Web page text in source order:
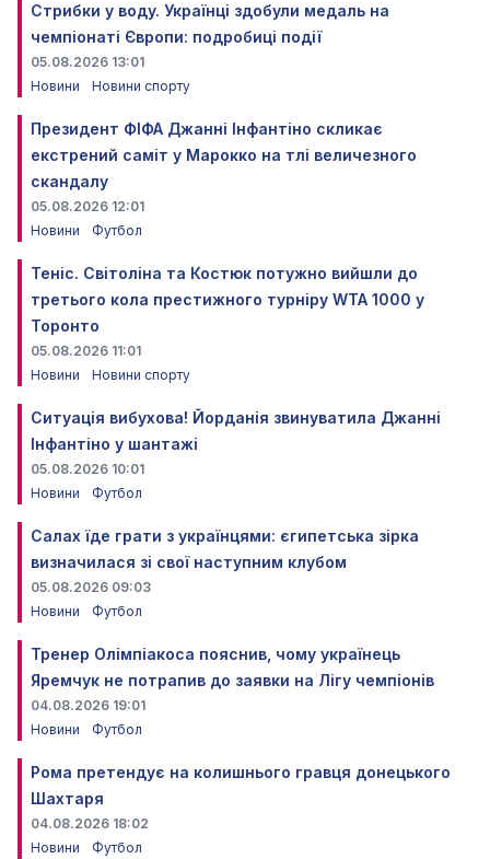
Стрибки у воду. Українці здобули медаль на
чемпіонаті Європи: подробиці події
05.08.2026 13:01
Новини
Новини спорту
Президент ФІФА Джанні Інфантіно скликає
екстрений саміт у Марокко на тлі величезного
скандалу
05.08.2026 12:01
Новини
Футбол
Теніс. Світоліна та Костюк потужно вийшли до
третього кола престижного турніру WTA 1000 у
Торонто
05.08.2026 11:01
Новини
Новини спорту
Ситуація вибухова! Йорданія звинуватила Джанні
Інфантіно у шантажі
05.08.2026 10:01
Новини
Футбол
Салах їде грати з українцями: єгипетська зірка
визначилася зі свої наступним клубом
05.08.2026 09:03
Новини
Футбол
Тренер Олімпіакоса пояснив, чому українець
Яремчук не потрапив до заявки на Лігу чемпіонів
04.08.2026 19:01
Новини
Футбол
Рома претендує на колишнього гравця донецького
Шахтаря
04.08.2026 18:02
Новини
Футбол